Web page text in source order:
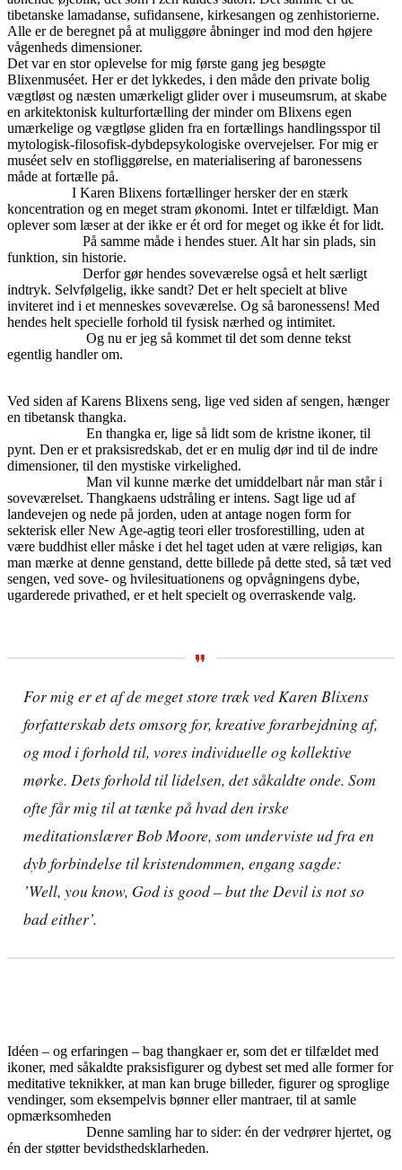
tibetanske lamadanse, sufidansene, kirkesangen og zenhistorierne.
Alle er de beregnet på at muliggøre åbninger ind mod den højere
vågenheds dimensioner.
Det var en stor oplevelse for mig første gang jeg besøgte
Blixenmuséet. Her er det lykkedes, i den måde den private bolig
vægtløst og næsten umærkeligt glider over i museumsrum, at skabe
en arkitektonisk kulturfortælling der minder om Blixens egen
umærkelige og vægtløse gliden fra en fortællings handlingsspor til
mytologisk-filosofisk-dybdepsykologiske overvejelser. For mig er
muséet selv en stofliggørelse, en materialisering af baronessens
måde at fortælle på.
I Karen Blixens fortællinger hersker der en stærk
koncentration og en meget stram økonomi. Intet er tilfældigt. Man
oplever som læser at der ikke er ét ord for meget og ikke ét for lidt.
På samme måde i hendes stuer. Alt har sin plads, sin
funktion, sin historie.
Derfor gør hendes soveværelse også et helt særligt
indtryk. Selvfølgelig, ikke sandt? Det er helt specielt at blive
inviteret ind i et menneskes soveværelse. Og så baronessens! Med
hendes helt specielle forhold til fysisk nærhed og intimitet.
Og nu er jeg så kommet til det som denne tekst
egentlig handler om.
Ved siden af Karens Blixens seng, lige ved siden af sengen, hænger
en tibetansk thangka.
En thangka er, lige så lidt som de kristne ikoner, til
pynt. Den er et praksisredskab, det er en mulig dør ind til de indre
dimensioner, til den mystiske virkelighed.
Man vil kunne mærke det umiddelbart når man står i
soveværelset. Thangkaens udstråling er intens. Sagt lige ud af
landevejen og nede på jorden, uden at antage nogen form for
sekterisk eller New Age-agtig teori eller trosforestilling, uden at
være buddhist eller måske i det hel taget uden at være religiøs, kan
man mærke at denne genstand, dette billede på dette sted, så tæt ved
sengen, ved sove- og hvilesituationens og opvågningens dybe,
ugarderede privathed, er et helt specielt og overraskende valg.
For mig er et af de meget store træk ved Karen Blixens
forfatterskab dets omsorg for, kreative forarbejdning af,
og mod i forhold til, vores individuelle og kollektive
mørke. Dets forhold til lidelsen, det såkaldte onde. Som
ofte får mig til at tænke på hvad den irske
meditationslærer Bob Moore, som underviste ud fra en
dyb forbindelse til kristendommen, engang sagde:
’Well, you know, God is good – but the Devil is not so
bad either’.
Idéen – og erfaringen – bag thangkaer er, som det er tilfældet med
ikoner, med såkaldte praksisfigurer og dybest set med alle former for
meditative teknikker, at man kan bruge billeder, figurer og sproglige
vendinger, som eksempelvis bønner eller mantraer, til at samle
opmærksomheden
Denne samling har to sider: én der vedrører hjertet, og
én der støtter bevidsthedsklarheden.